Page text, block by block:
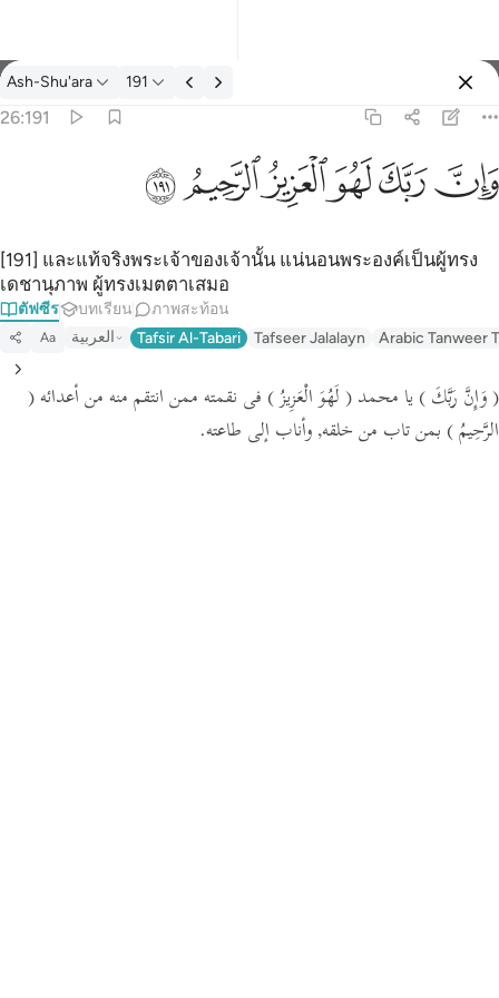
ตัฟซีร: Ash-Shu'ara 26:191
Ash-Shu'ara 191
26:191
وَإِنَّ رَبَّكَ لَهُوَ ٱلْعَزِيزُ ٱلرَّحِيمُ ١٩١
ﱽﱾﱿﲀﲁﲂ
[191] และแท้จริงพระเจ้าของเจ้านั้น แน่นอนพระองค์เป็นผู้ทรง
เดชานุภาพ ผู้ทรงเมตตาเสมอ
ตัฟซีร บทเรียน ภาพสะท้อน
Aa العربية Tafsir Al-Tabari Tafseer Jalalayn Arabic Tanweer
( وَإِنَّ رَبَّكَ ) يا محمد ( لَهُوَ الْعَزِيزُ ) فى نقمته ممن انتقم منه من أعدائه(
الرَّحِيمُ ) بمن تاب من خلقه, وأناب إلى طاعته.